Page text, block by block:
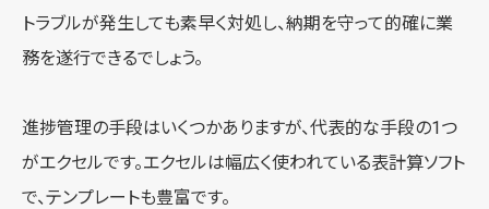
トラブルが発生しても素早く対処し、納期を守って的確に業
務を遂行できるでしょう。
進捗管理の手段はいくつかありますが、代表的な手段の1つ
がエクセルです。エクセルは幅広く使われている表計算ソフト
で、テンプレートも豊富です。